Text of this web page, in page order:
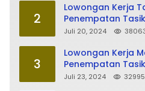
2
Lowongan Kerja
Penempatan
Juli 20, 2024
3
Lowongan Kerja
Penempatan
Juli 23, 2024 32995